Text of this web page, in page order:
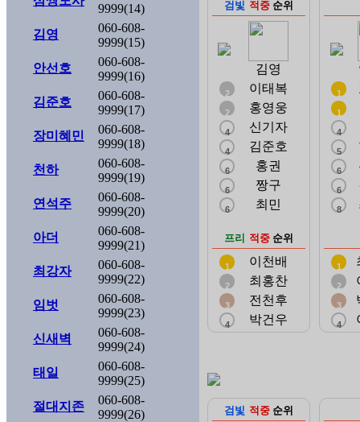
9999(14)
김영
060-608-
9999(15)
안선호
060-608-
9999(16)
김준호
060-608-
9999(17)
장미혜민
060-608-
9999(18)
천하
060-608-
9999(19)
연석주
060-608-
9999(20)
아더
060-608-
9999(21)
최강자
060-608-
9999(22)
임벗
060-608-
9999(23)
신새벽
060-608-
9999(24)
태일
060-608-
9999(25)
절대지존
060-608-
9999(26)
검빛 적중 순위
김영
2 이태복
2 홍영웅
4 신기자
4 김준호
6 홍권
6 짱구
6 최민
프리 적중 순위
1 이천배
2 최홍찬
3 전천후
4 박건우
1
1
4
5
6
6
8
1
2
3
4
검빛 적중 순위